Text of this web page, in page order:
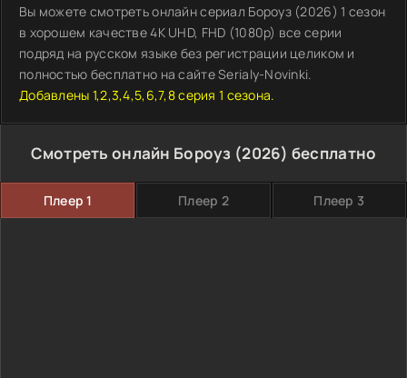
Вы можете смотреть онлайн сериал Бороуз (2026) 1 сезон
в хорошем качестве 4K UHD, FHD (1080p) все серии
подряд на русском языке без регистрации целиком и
полностью бесплатно на сайте Serialy-Novinki.
Добавлены 1,2,3,4,5,6,7,8 серия 1 сезона.
Смотреть онлайн Бороуз (2026) бесплатно
Плеер 1 Плеер 2 Плеер 3